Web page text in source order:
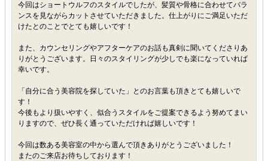
今回はショートウルフのスタイルでしたが、髪質や骨格に合わせてバラ
ンスを見ながらカットさせていただきました。仕上がりにご満足いただ
けたとのことでとても嬉しいです！
また、カウンセリングやアフターケアのお話も真剣に聞いてくださりあ
りがとうございます。日々のスタイリングが少しでも楽になっていれば
幸いです。
「自分に合う美容院を探していた」とのお言葉も頂きとても嬉しいで
す！
今後もより扱いやすく、似合うスタイルをご提案できるよう努めてまい
りますので、ぜひ長く通っていただければ嬉しいです！
今回は数ある美容室の中から選んで頂きありがとうございました！
またのご来店お待ちしております！